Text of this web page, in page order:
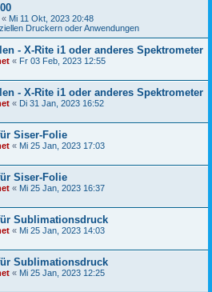
« Mi 11 Okt, 2023 20:48
Druckern oder Anwendungen
- X-Rite i1 oder anderes Spektrometer
« Fr 03 Feb, 2023 12:55
- X-Rite i1 oder anderes Spektrometer
« Di 31 Jan, 2023 16:52
Siser-Folie
« Mi 25 Jan, 2023 17:03
Siser-Folie
« Mi 25 Jan, 2023 16:37
Sublimationsdruck
« Mi 25 Jan, 2023 14:03
Sublimationsdruck
« Mi 25 Jan, 2023 12:25